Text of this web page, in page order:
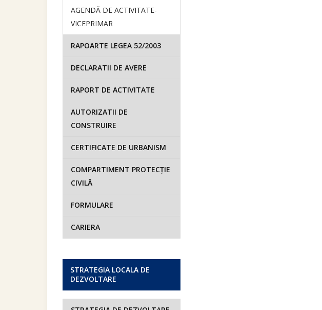
AGENDĂ DE ACTIVITATE-
VICEPRIMAR
RAPOARTE LEGEA 52/2003
DECLARATII DE AVERE
RAPORT DE ACTIVITATE
AUTORIZATII DE
CONSTRUIRE
CERTIFICATE DE URBANISM
COMPARTIMENT PROTECȚIE
CIVILĂ
FORMULARE
CARIERA
STRATEGIA LOCALA DE
DEZVOLTARE